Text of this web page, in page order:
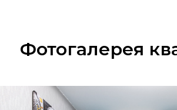
Фотогалерея